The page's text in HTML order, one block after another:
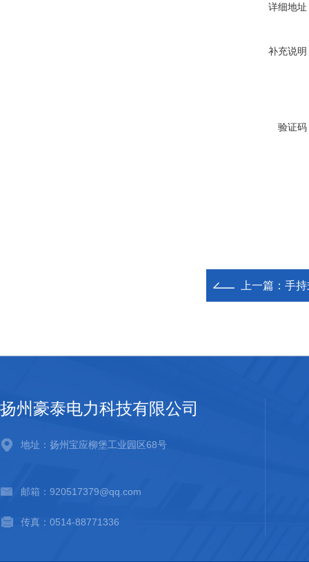
详细地址
补充说明
验证码
上一篇： 手
扬州豪泰电力科技有限公司
地址：扬州宝应柳堡工业园区68号
邮箱：920517379@qq.com
传真：0514-88771336